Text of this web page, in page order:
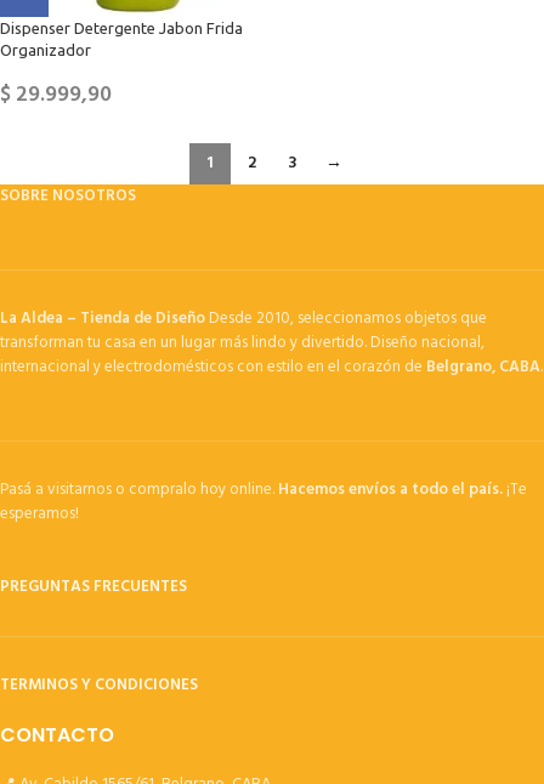
Dispenser Detergente Jabon Frida
Organizador
$29.999,90
1 2 3 →
SOBRE NOSOTROS
La Aldea – Tienda de DiseñoDesde 2010, seleccionamos objetos que
transforman tu casa en un lugar más lindo y divertido. Diseño nacional,
internacional y electrodomésticos con estilo en el corazón de Belgrano, CABA.
Pasá a visitarnos o compralo hoy online.Hacemos envíos a todo el país.¡Te
esperamos!
PREGUNTAS FRECUENTES
TERMINOS Y CONDICIONES
CONTACTO